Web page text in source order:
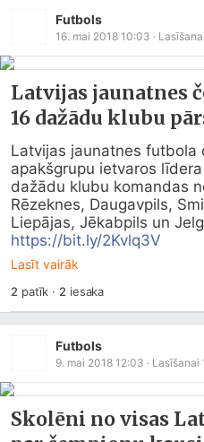
Futbols
16. mai 2018 10:03 · Lasīšanai
Latvijas jaunatnes
16 dažādu klubu
Latvijas jaunatnes futbola
apakšgrupu ietvaros
dažādu klubu komandas
Rēzeknes, Daugavpils,
https://bit.ly/2Kvlq3V
Lasīt vairāk
2 patīk · 2 iesaka
Futbols
9. mai 2018 12:03 · Lasīšanai
Skolēni no visas